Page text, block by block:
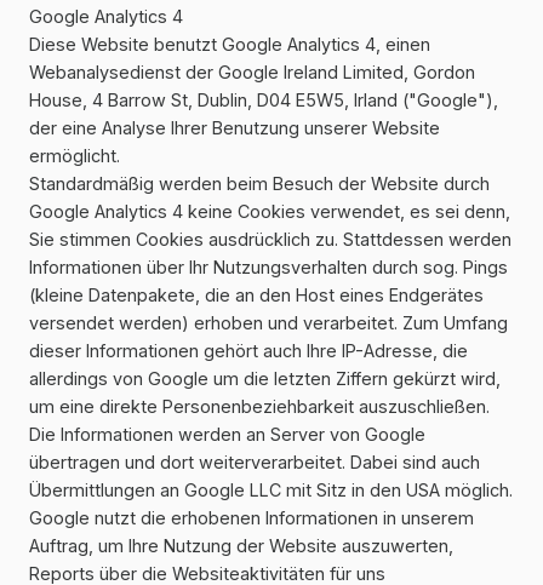
Google Analytics 4
Diese Website benutzt Google Analytics 4, einen
Webanalysedienst der Google Ireland Limited, Gordon
House, 4 Barrow St, Dublin, D04 E5W5, Irland ("Google"),
der eine Analyse Ihrer Benutzung unserer Website
ermöglicht.
Standardmäßig werden beim Besuch der Website durch
Google Analytics 4 keine Cookies verwendet, es sei denn,
Sie stimmen Cookies ausdrücklich zu. Stattdessen werden
Informationen über Ihr Nutzungsverhalten durch sog. Pings
(kleine Datenpakete, die an den Host eines Endgerätes
versendet werden) erhoben und verarbeitet. Zum Umfang
dieser Informationen gehört auch Ihre IP-Adresse, die
allerdings von Google um die letzten Ziffern gekürzt wird,
um eine direkte Personenbeziehbarkeit auszuschließen.
Die Informationen werden an Server von Google
übertragen und dort weiterverarbeitet. Dabei sind auch
Übermittlungen an Google LLC mit Sitz in den USA möglich.
Google nutzt die erhobenen Informationen in unserem
Auftrag, um Ihre Nutzung der Website auszuwerten,
Reports über die Websiteaktivitäten für uns